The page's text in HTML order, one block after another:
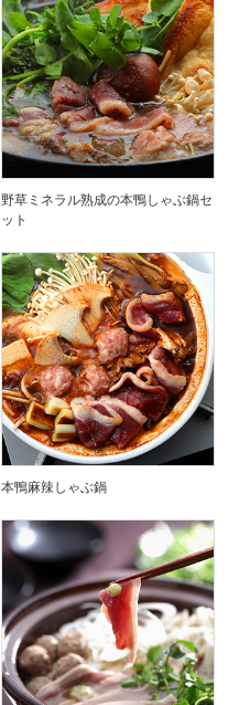
野草ミネラル熟成の本鴨しゃぶ鍋セ
ット
本鴨麻辣しゃぶ鍋